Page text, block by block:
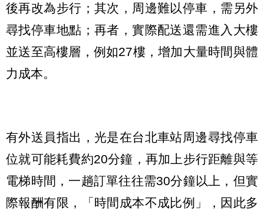
後再改為步行；其次，周邊難以停車，需另外
尋找停車地點；再者，實際配送還需進入大樓
並送至高樓層，例如27樓，增加大量時間與體
力成本。
有外送員指出，光是在台北車站周邊尋找停車
位就可能耗費約20分鐘，再加上步行距離與等
電梯時間，一趟訂單往往需30分鐘以上，但實
際報酬有限，「時間成本不成比例」，因此多